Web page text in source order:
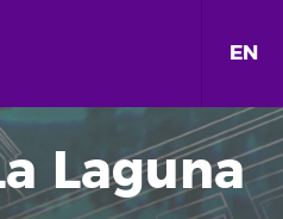
EN
Laguna